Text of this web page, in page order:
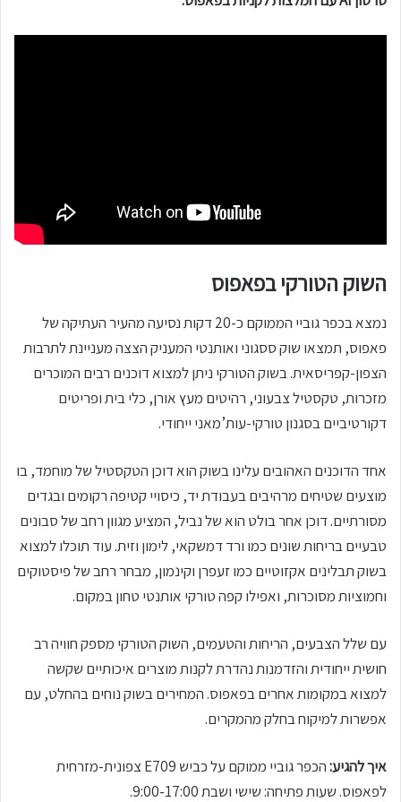
השוק הטורקי בפאפוס
נמצא בכפר גוביי הממוקם כ-20 דקות נסיעה מהעיר העתיקה של
פאפוס, תמצאו שוק ססגוני ואותנטי המעניק הצצה מעניינת לתרבות
הצפון-קפריסאית. בשוק הטורקי ניתן למצוא דוכנים רבים המוכרים
מזכרות, טקסטיל צבעוני, רהיטים מעץ אורן, כלי בית ופריטים
דקורטיביים בסגנון טורקי-עות’מאני ייחודי.
אחד הדוכנים האהובים עלינו בשוק הוא דוכן הטקסטיל של מוחמד, בו
מוצעים שטיחים מרהיבים בעבודת יד, כיסויי קטיפה רקומים ובגדים
מסורתיים. דוכן אחר בולט הוא של נביל, המציע מגוון רחב של סבונים
טבעיים בריחות שונים כמו ורד דמשקאי, לימון וזית. עוד תוכלו למצוא
בשוק תבלינים אקזוטיים כמו זעפרן וקינמון, מבחר רחב של פיסטוקים
וחמוציות מסוכרות, ואפילו קפה טורקי אותנטי טחון במקום.
עם שלל הצבעים, הריחות והטעמים, השוק הטורקי מספק חוויה רב
חושית ייחודית והזדמנות נהדרת לקנות מוצרים איכותיים שקשה
למצוא במקומות אחרים בפאפוס. המחירים בשוק נוחים בהחלט, עם
אפשרות למיקוח בחלק מהמקרים.
איך להגיע:
הכפר גוביי ממוקם על כביש E709 צפונית-מזרחית
לפאפוס. שעות פתיחה: שישי ושבת 9:00-17:00.